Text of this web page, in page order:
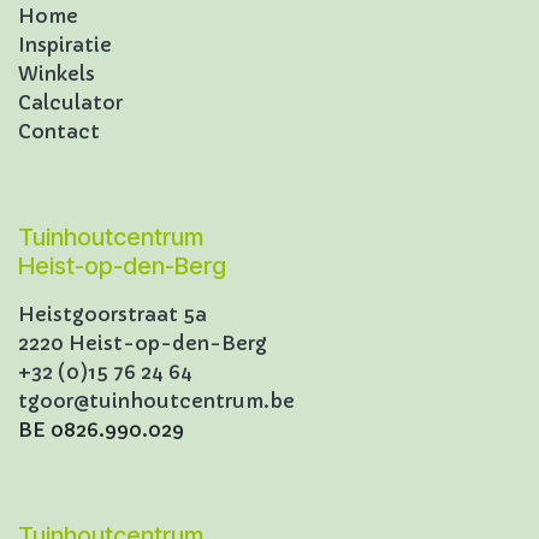
Home
Inspiratie
Winkels
Calculator
Contact
Tuinhoutcentrum
Heist-op-den-Berg
Heistgoorstraat 5a
2220 Heist-op-den-Berg
+32 (0)15 76 24 64
tgoor@tuinhoutcentrum.be
BE 0826.990.029